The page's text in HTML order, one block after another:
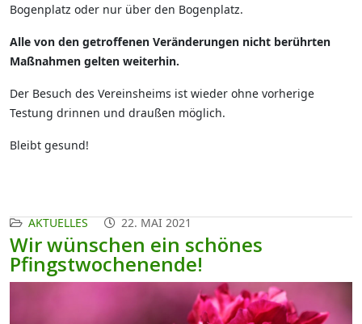
Bogenplatz oder nur über den Bogenplatz.
Alle von den getroffenen Veränderungen nicht berührten
Maßnahmen gelten weiterhin.
Der Besuch des Vereinsheims ist wieder ohne vorherige
Testung drinnen und draußen möglich.
Bleibt gesund!
AKTUELLES 22. MAI 2021
Wir wünschen ein schönes
Pfingstwochenende!